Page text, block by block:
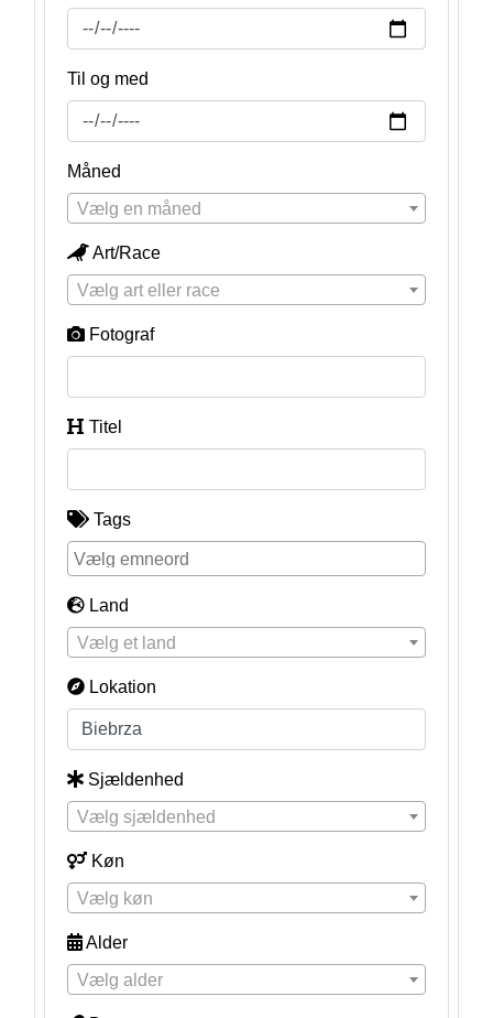
Til og med
Måned
Vælg en måned
Art/Race
Vælg art eller race
Fotograf
Titel
Tags
Land
Vælg et land
Lokation
Sjældenhed
Vælg sjældenhed
Køn
Vælg køn
Alder
Vælg alder